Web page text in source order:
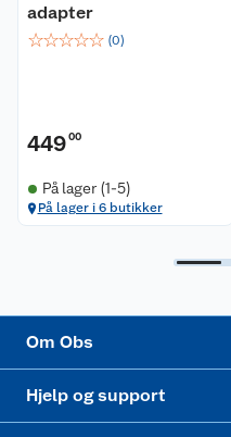
adapter
☆☆☆☆☆ (0)
44900
På lager (1-5)
På lager i 6 butikker
Om Obs
Coop kjeder
Hjelp og support
Betalingsalternativer
Kjøpsvilkår
Klikk og hent
Festdrakter til hele familien
Hagemøbler og utemøbler